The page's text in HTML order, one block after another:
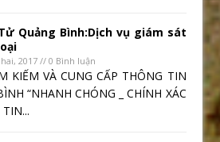
Quảng Bình:Dịch vụ giám sát
2017 // 0 Bình luận
KIẾM VÀ CUNG CẤP THÔNG TIN
“NHANH CHÓNG _ CHÍNH XÁC
TIN...